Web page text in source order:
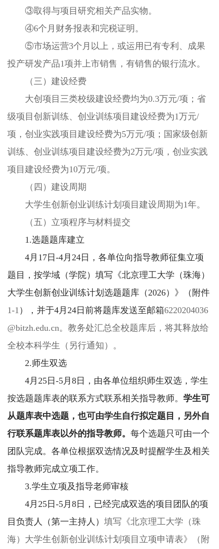
③取得与项目研究相关产品实物。
④6个月财务报表和完税证明。
⑤市场运营3个月以上，或运用已有专利、成果
投产研发产品1项并上市销售，有销售的银行流水。
（三）建设经费
大创项目三类校级建设经费均为0.3万元/项；省
级项目创新训练、创业训练项目建设经费为1万元/
项，创业实践项目建设经费为5万元/项；国家级创新
训练、创业训练项目建设经费为2万元/项，创业实践
项目建设经费为10万元/项。
（四）建设周期
大学生创新创业训练计划项目建设周期为1年。
（五）立项程序与材料提交
1.选题题库建立
4月17日-4月24日，各单位向指导教师征集立项
题目，按学域（学院）填写《北京理工大学（珠海）
大学生创新创业训练计划选题题库（2026）》（附件
1-1 ），并于4月24日前将题库发送至邮箱6220204036
@bitzh.edu.cn。教务处汇总全校题库后，将其释放给
全校本科学生（另行通知）。
2.师生双选
4月25日-5月8日，由各单位组织师生双选，学生
按选题题库表的联系方式联系相关指导教师。 学生可
从题库表中选题，也可由学生自行拟定题目，另外自
行联系题库表以外的指导教师。 每个选题只可由一个
团队完成。各单位根据双选情况及时提醒学生及相关
指导教师完成立项工作。
3.学生立项及指导老师审核
4月25日-5月8日，已经完成双选的项目团队的项
目负责人（第一主持人） 填写《北京理工大学（珠
海）大学生创新创业训练计划项目立项申请表》（附